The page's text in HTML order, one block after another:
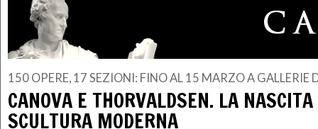
150 OPERE, 17 SEZIONI: FINO AL 15 MARZO A GALLERIE
CANOVA E THORVALDSEN. LA
SCULTURA MODERNA